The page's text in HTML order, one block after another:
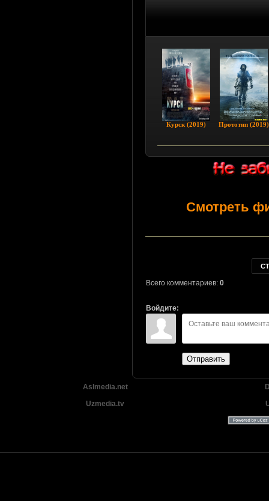
Курск (2019) Пpoтoтип (2019)
Смотреть
Всего комментариев: 0
Войдите:
Отправить
Aslmedia.net
Uzmedia.tv